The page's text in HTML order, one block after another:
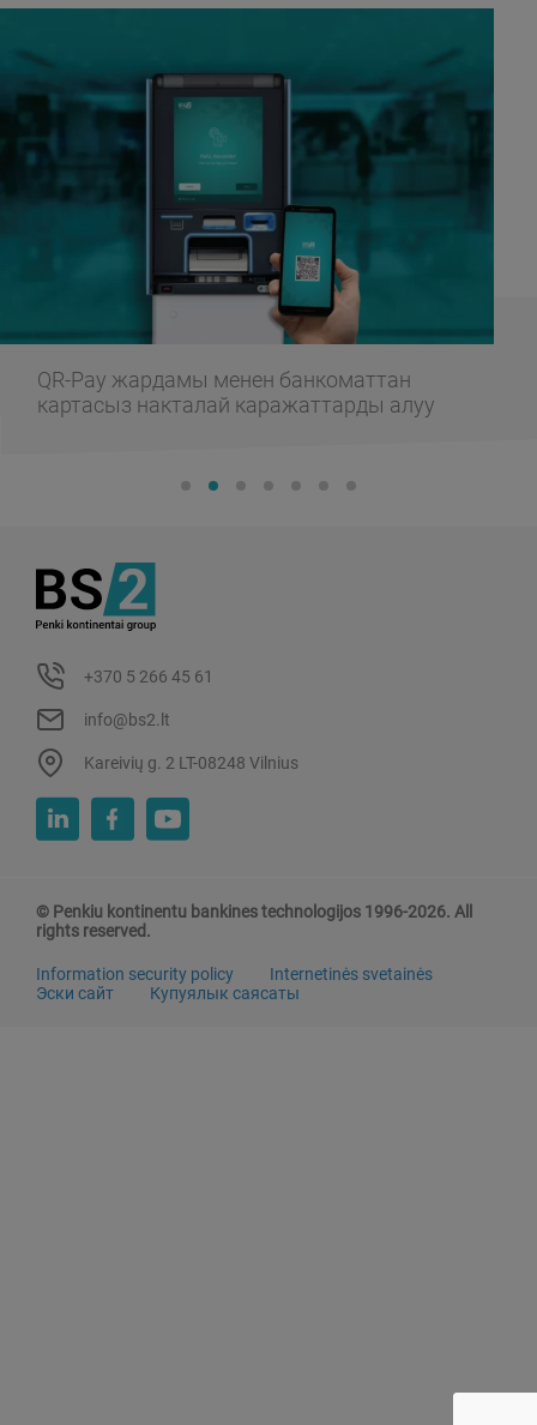
QR-Pay жардамы менен банкоматтан
картасыз накталай каражаттарды алуу
+370 5 266 45 61
info@bs2.lt
Kareivių g. 2 LT-08248 Vilnius
© Penkiu kontinentu bankines technologijos 1996-2026. All
rights reserved.
Information security policy
Internetinės svetainės
Эски сайт
Купуялык саясаты